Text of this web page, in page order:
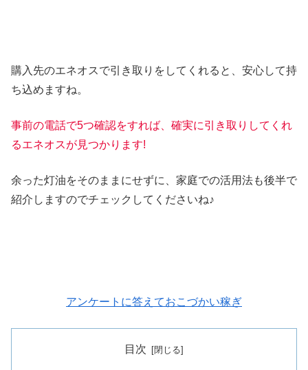
購入先のエネオスで引き取りをしてくれると、安心して持
ち込めますね。
事前の電話で5つ確認をすれば、確実に引き取りしてくれ
るエネオスが見つかります!
余った灯油をそのままにせずに、家庭での活用法も後半で
紹介しますのでチェックしてくださいね♪
アンケートに答えておこづかい稼ぎ
目次